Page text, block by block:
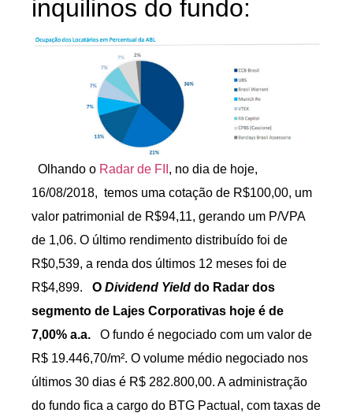
inquilinos do fundo:
Olhando o Radar de FII , no dia de hoje,
16/08/2018, temos uma cotação de R$100,00, um
valor patrimonial de R$94,11, gerando um P/VPA
de 1,06. O último rendimento distribuído foi de
R$0,539, a renda dos últimos 12 meses foi de
R$4,899. O Dividend Yield do Radar dos
segmento de Lajes Corporativas hoje é de
7,00% a.a. O fundo é negociado com um valor de
R$ 19.446,70/m². O volume médio negociado nos
últimos 30 dias é R$ 282.800,00. A administração
do fundo fica a cargo do BTG Pactual, com taxas de